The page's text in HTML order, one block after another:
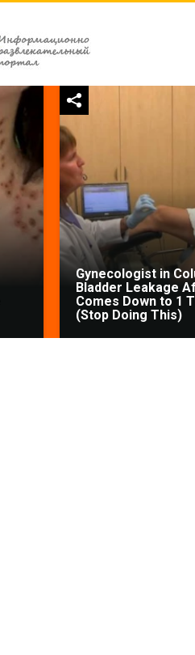
Gynecologist in
Bladder Leakage
Comes Down to 1
(Stop Doing This)